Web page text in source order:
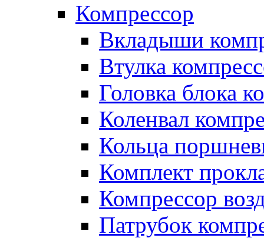
Компрессор
Вкладыши
Втулка
Головка блока
Коленвал
Кольца
Комплект
Компрессор
Патрубок